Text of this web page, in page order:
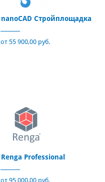
nanoCAD Стройплощадка
от 55 900,00 руб.
Renga Professional
от 95 000,00 руб.